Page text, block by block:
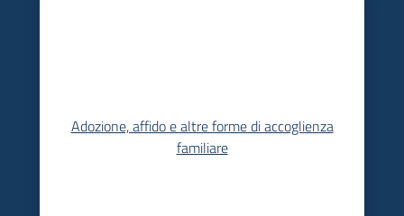
Adozione, affido e altre forme di accoglienza
familiare